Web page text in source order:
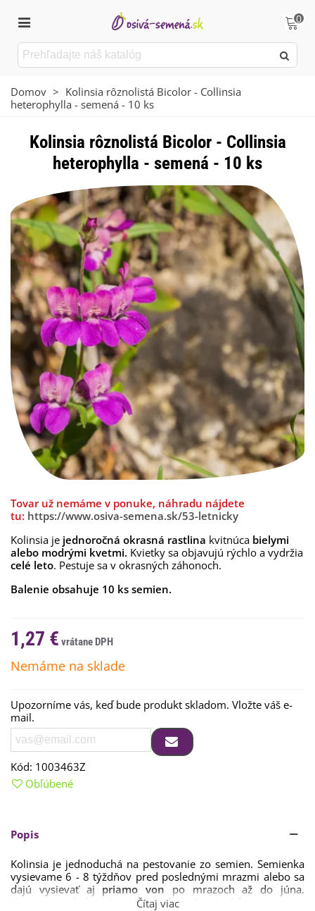
0
Domov > Kolinsia rôznolistá Bicolor - Collinsia
heterophylla - semená - 10 ks
Kolinsia rôznolistá Bicolor - Collinsia
heterophylla - semená - 10 ks
Tovar už nemáme v ponuke, náhradu nájdete
tu: https://www.osiva-semena.sk/53-letnicky
Kolinsia je jednoročná okrasná rastlina kvitnúca bielymi
alebo modrými kvetmi. Kvietky sa objavujú rýchlo a vydržia
celé leto. Pestuje sa v okrasných záhonoch.
Balenie obsahuje 10 ks semien.
1,27 €
Nemáme na sklade
Upozorníme vás, keď bude produkt skladom. Vložte váš e-
mail.
Kód: 1003463Z
Obľúbené
Popis
Kolinsia je jednoduchá na pestovanie zo semien. Semienka
vysievame 6 - 8 týždňov pred poslednými mrazmi alebo sa
dajú vysievať aj priamo von po mrazochaž do júna.
Vysievame ich do
priepustnej a humóznej pôdy.
Čítaj viac